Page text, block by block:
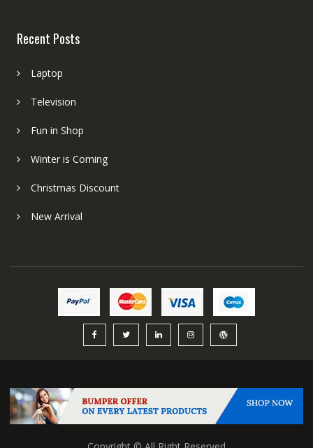
Recent Posts
Laptop
Television
Fun in Shop
Winter is Coming
Christmas Discount
New Arrival